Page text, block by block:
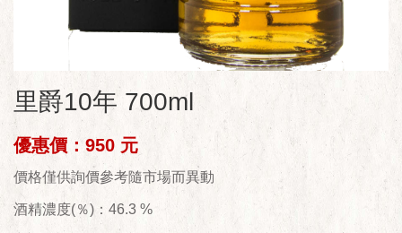
里爵10年 700ml
優惠價：950 元
價格僅供詢價參考隨市場而異動
酒精濃度(％)：46.3 %